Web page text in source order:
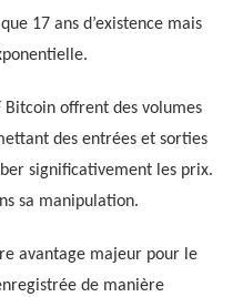
17 ans d’existence mais
Bitcoin offrent des volumes
des entrées et sorties
significativement les prix.
sa manipulation.
avantage majeur pour le
de manière